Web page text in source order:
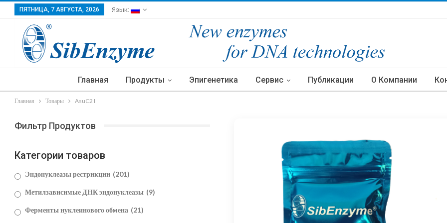
ПЯТНИЦА, 7 АВГУСТА, 2026 Язык:
Главная Продукты Эпигенетика Сервис Публикации О Компании
Главная Товары AsuC2 I
Фильтр Продуктов
Категории товаров
Эндонуклеазы рестрикции (201)
Метилзависимые ДНК эндонуклеазы (9)
Ферменты нуклеинового обмена (21)